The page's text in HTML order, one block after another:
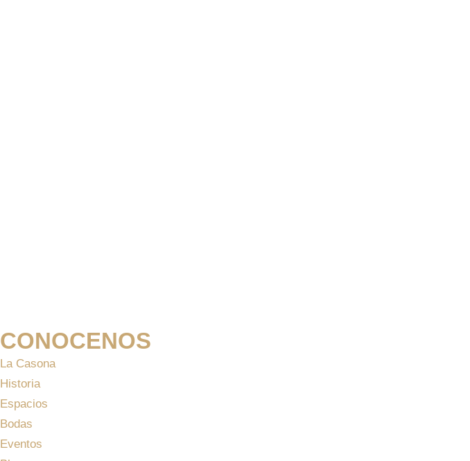
CONOCENOS
La Casona
Historia
Espacios
Bodas
Eventos